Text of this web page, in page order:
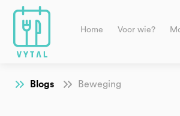
Home Voor wie?
Blogs Beweging